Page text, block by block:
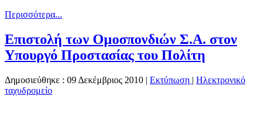
Περισσότερα...
Επιστολή των Ομοσπονδιών Σ.Α. στον
Υπουργό Προστασίας του Πολίτη
Δημοσιεύθηκε : 09 Δεκέμβριος 2010 | Εκτύπωση | Ηλεκτρονικό
ταχυδρομείο